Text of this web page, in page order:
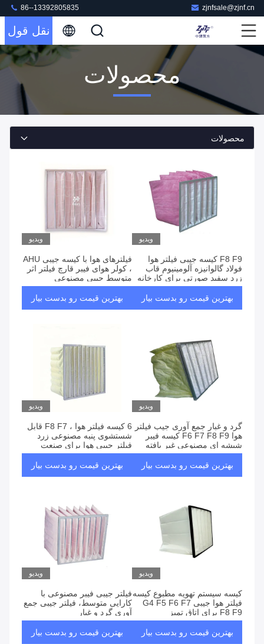
zjnfsale@zjnf.cn
86--13392805835
نقل قول
محصولات
محصولات
ویدیو
F8 F9 کیسه جیبی فیلتر هوا
فولاد گالوانیزه آلومینیوم قاب
زرد سفید صورتی برای کارخانه
صنعت
بهترین قیمت رو بدست بیار
ویدیو
فیلترهای هوا با کیسه جیبی AHU
، کولر هوای فیبر قارچ فیلتر اثر
متوسط جیبی مصنوعی
بهترین قیمت رو بدست بیار
ویدیو
گرد و غبار جمع آوری جیب فیلتر
هوا F6 F7 F8 F9 کیسه فیبر
شیشه ای مصنوعی غیر بافته
بهترین قیمت رو بدست بیار
ویدیو
6 کیسه فیلتر هوا ، F8 F7 قابل
شستشوی پنبه مصنوعی زرد
فیلتر جیبی هوا برای صنعت
بهترین قیمت رو بدست بیار
ویدیو
کیسه سیستم تهویه مطبوع کیسه
فیلتر هوا جیبی G4 F5 F6 F7
F8 F9 برای اتاق تمیز
بهترین قیمت رو بدست بیار
ویدیو
فیلتر جیبی فیبر مصنوعی با
کارایی متوسط، فیلتر جیبی جمع
آوری گرد و غبار
بهترین قیمت رو بدست بیار